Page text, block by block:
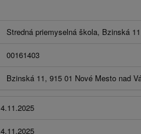
Stredná priemyselná škola, Bzinská
00161403
Bzinská 11, 915 01 Nové Mesto nad
4.11.2025
4.11.2025